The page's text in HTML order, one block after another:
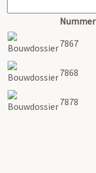
Nummer
7867
7868
7878